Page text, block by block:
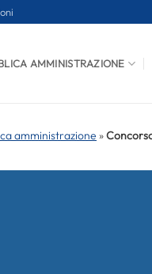
AMMINISTRAZIONE
amministrazione »